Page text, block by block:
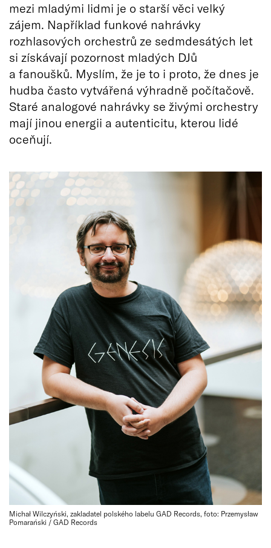
mezi mladými lidmi je o starší věci velký
zájem. Například funkové nahrávky
rozhlasových orchestrů ze sedmdesátých let
si získávají pozornost mladých DJů
a fanoušků. Myslím, že je to i proto, že dnes je
hudba často vytvářená výhradně počítačově.
Staré analogové nahrávky se živými orchestry
mají jinou energii a autenticitu, kterou lidé
oceňují.
Michał Wilczyński, zakladatel polského labelu GAD Records, foto: Przemysław
Pomarański / GAD Records